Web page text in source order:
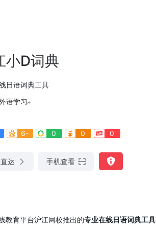
小D词典
日语词典工具
语学习
6- 0 0 0
达 手机查看
教育平台沪江网校推出的专业在线日语词典工具